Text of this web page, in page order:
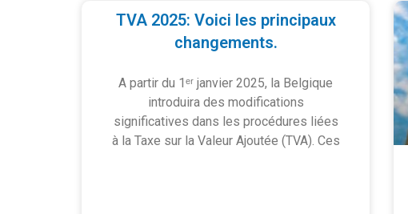
TVA 2025: Voici les principaux
changements.
A partir du 1ᵉʳ janvier 2025, la Belgique
introduira des modifications
significatives dans les procédures liées
à la Taxe sur la Valeur Ajoutée (TVA). Ces